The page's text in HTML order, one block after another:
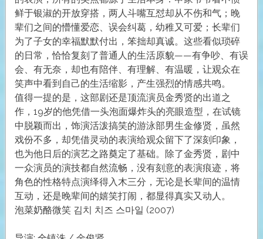
鲜于银淑的开放穿搭，两人斗嘴互怼却从不伤和气；晚
辈们之间的懵懂爱恋、误会纠葛，幼稚又可爱；长辈们
为了子女的幸福默默付出，笨拙却真诚。这些看似琐碎
的日常，恰恰复刻了普通人的生活原貌——有争吵、有误
会、有无奈，却也有陪伴、有理解、有温暖，让观众在
笑声中看到自己的生活缩影，产生强烈的情感共鸣。
值得一提的是，这部剧还是顶流演员金秀贤的出道之
作，19岁的他凭借一头泡面爆炸头的亮眼造型，在试镜
中脱颖而出，饰演活泼搞笑的游泳部男生金修贤，虽然
戏份不多，却凭借灵动的表演给观众留下了深刻印象，
也为他日后的演艺之路奠定了基础。除了金秀贤，剧中
一众演员的演技都自然流畅，没有刻意的表演痕迹，将
角色的性格特点演绎得入木三分，无论是长辈间的温情
互动，还是晚辈间的嬉笑打闹，都显得真实又动人。
泡菜奶酪微笑 김치 치즈 스마일 (2007)